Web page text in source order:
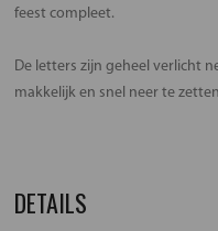
feest compleet.
De letters zijn geheel verlicht
makkelijk en snel neer te
DETAILS